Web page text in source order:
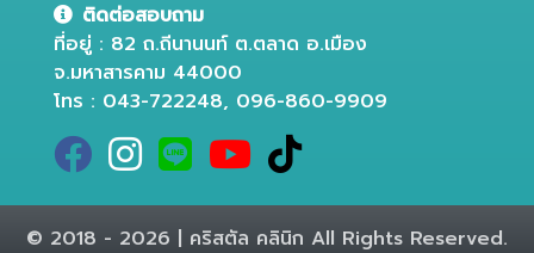
ติดต่อสอบถาม
ที่อยู่ : 82 ถ.ถีนานนท์ ต.ตลาด อ.เมือง
จ.มหาสารคาม 44000
โทร : 043-722248, 096-860-9909
© 2018 - 2026 | คริสตัล คลินิก All Rights Reserved.